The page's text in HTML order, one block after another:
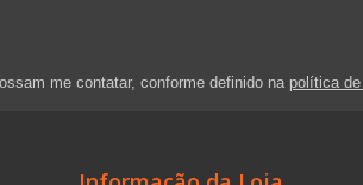
me contatar, conforme definido na política